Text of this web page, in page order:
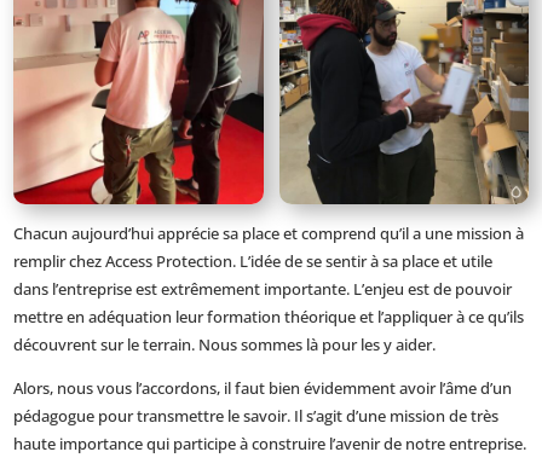
Chacun aujourd’hui apprécie sa place et comprend qu’il a une mission à
remplir chez Access Protection. L’idée de se sentir à sa place et utile
dans l’entreprise est extrêmement importante. L’enjeu est de pouvoir
mettre en adéquation leur formation théorique et l’appliquer à ce qu’ils
découvrent sur le terrain. Nous sommes là pour les y aider.
Alors, nous vous l’accordons, il faut bien évidemment avoir l’âme d’un
pédagogue pour transmettre le savoir. Il s’agit d’une mission de très
haute importance qui participe à construire l’avenir de notre entreprise.